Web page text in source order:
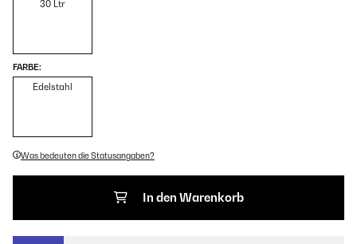
30 Ltr
FARBE:
Edelstahl
Was bedeuten die Statusangaben?
In den Warenkorb